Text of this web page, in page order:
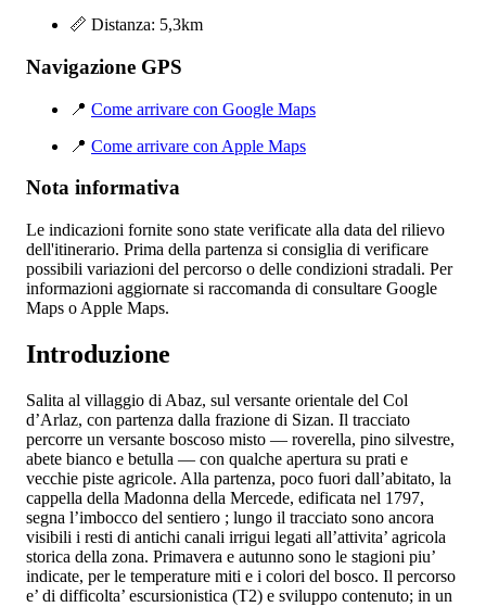
📏 Distanza: 5,3km
Navigazione GPS
📍 Come arrivare con Google Maps
📍 Come arrivare con Apple Maps
Nota informativa
Le indicazioni fornite sono state verificate alla data del rilievo
dell'itinerario. Prima della partenza si consiglia di verificare
possibili variazioni del percorso o delle condizioni stradali. Per
informazioni aggiornate si raccomanda di consultare Google
Maps o Apple Maps.
Introduzione
Salita al villaggio di Abaz, sul versante orientale del Col
d’Arlaz, con partenza dalla frazione di Sizan. Il tracciato
percorre un versante boscoso misto — roverella, pino silvestre,
abete bianco e betulla — con qualche apertura su prati e
vecchie piste agricole. Alla partenza, poco fuori dall’abitato, la
cappella della Madonna della Mercede, edificata nel 1797,
segna l’imbocco del sentiero ; lungo il tracciato sono ancora
visibili i resti di antichi canali irrigui legati all’attivita’ agricola
storica della zona. Primavera e autunno sono le stagioni piu’
indicate, per le temperature miti e i colori del bosco. Il percorso
e’ di difficolta’ escursionistica (T2) e sviluppo contenuto; in un